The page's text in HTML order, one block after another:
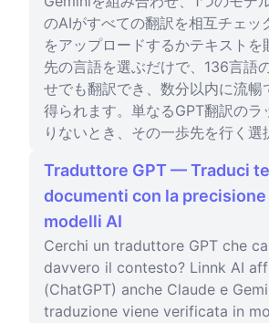
のAIがすべての翻訳を相互チェッ
をアップロードするかテキストを
先の言語を選ぶだけで、136言語
せでも翻訳でき、数分以内に流暢
得られます。単なるGPT翻訳のラ
りないとき、その一歩先を行く選
Traduttore GPT — Traduci
documenti con la
modelli AI
Cerchi un traduttore GPT che
davvero il contesto? Linnk AI
(ChatGPT) anche Claude e
traduzione viene verificata in